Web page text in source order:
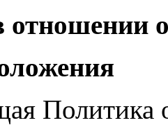
отношении
Политика